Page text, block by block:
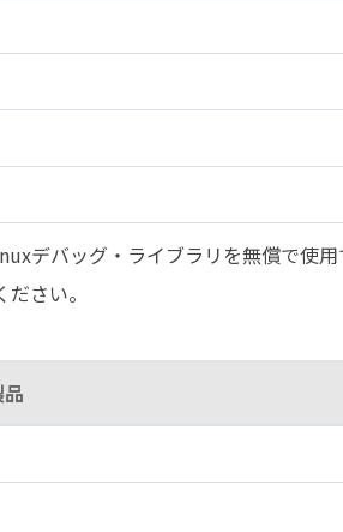
デバッグ・ライブラリを無償で使用
さい。